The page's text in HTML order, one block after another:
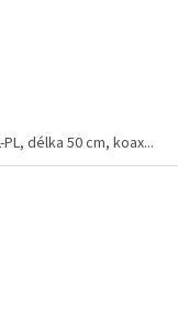
délka 50 cm, koax...